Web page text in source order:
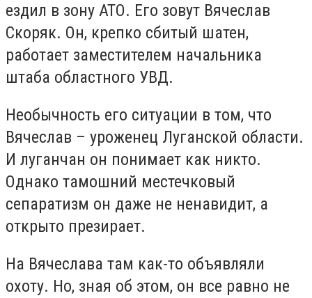
ездил в зону АТО. Его зовут Вячеслав
Скоряк. Он, крепко сбитый шатен,
работает заместителем начальника
штаба областного УВД.
Необычность его ситуации в том, что
Вячеслав – уроженец Луганской области.
И луганчан он понимает как никто.
Однако тамошний местечковый
сепаратизм он даже не ненавидит, а
открыто презирает.
На Вячеслава там как-то объявляли
охоту. Но, зная об этом, он все равно не